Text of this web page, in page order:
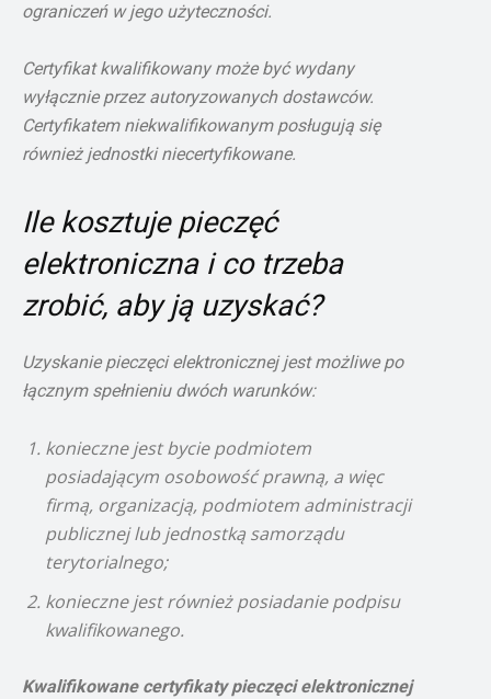
ograniczeń w jego użyteczności.
Certyfikat kwalifikowany może być wydany
wyłącznie przez autoryzowanych dostawców.
Certyfikatem niekwalifikowanym posługują się
również jednostki niecertyfikowane.
Ile kosztuje pieczęć
elektroniczna i co trzeba
zrobić, aby ją uzyskać?
Uzyskanie pieczęci elektronicznej jest możliwe po
łącznym spełnieniu dwóch warunków:
konieczne jest bycie podmiotem
posiadającym osobowość prawną, a więc
firmą, organizacją, podmiotem administracji
publicznej lub jednostką samorządu
terytorialnego;
konieczne jest również posiadanie podpisu
kwalifikowanego.
Kwalifikowane certyfikaty pieczęci elektronicznej